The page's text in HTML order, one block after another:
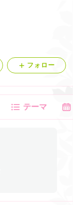
フォロー
テーマ